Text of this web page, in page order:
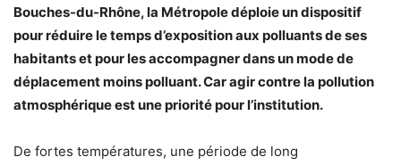
Bouches-du-Rhône, la Métropole déploie un dispositif
pour réduire le temps d’exposition aux polluants de ses
habitants et pour les accompagner dans un mode de
déplacement moins polluant. Car agir contre la pollution
atmosphérique est une priorité pour l’institution.
De fortes températures, une période de long